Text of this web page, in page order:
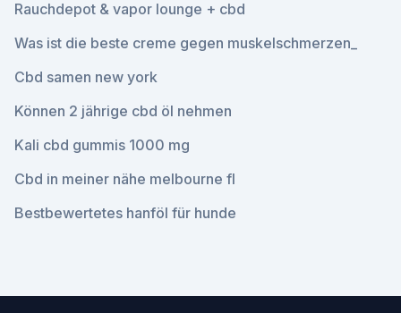
Rauchdepot & vapor lounge + cbd
Was ist die beste creme gegen muskelschmerzen_
Cbd samen new york
Können 2 jährige cbd öl nehmen
Kali cbd gummis 1000 mg
Cbd in meiner nähe melbourne fl
Bestbewertetes hanföl für hunde